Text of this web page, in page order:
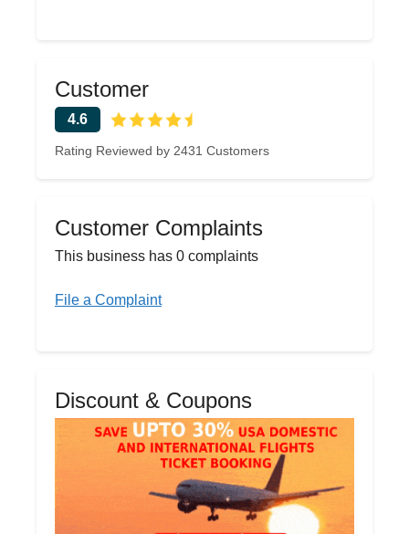
Customer
4.6
Rating Reviewed by 2431 Customers
Customer Complaints
This business has 0 complaints
File a Complaint
Discount & Coupons